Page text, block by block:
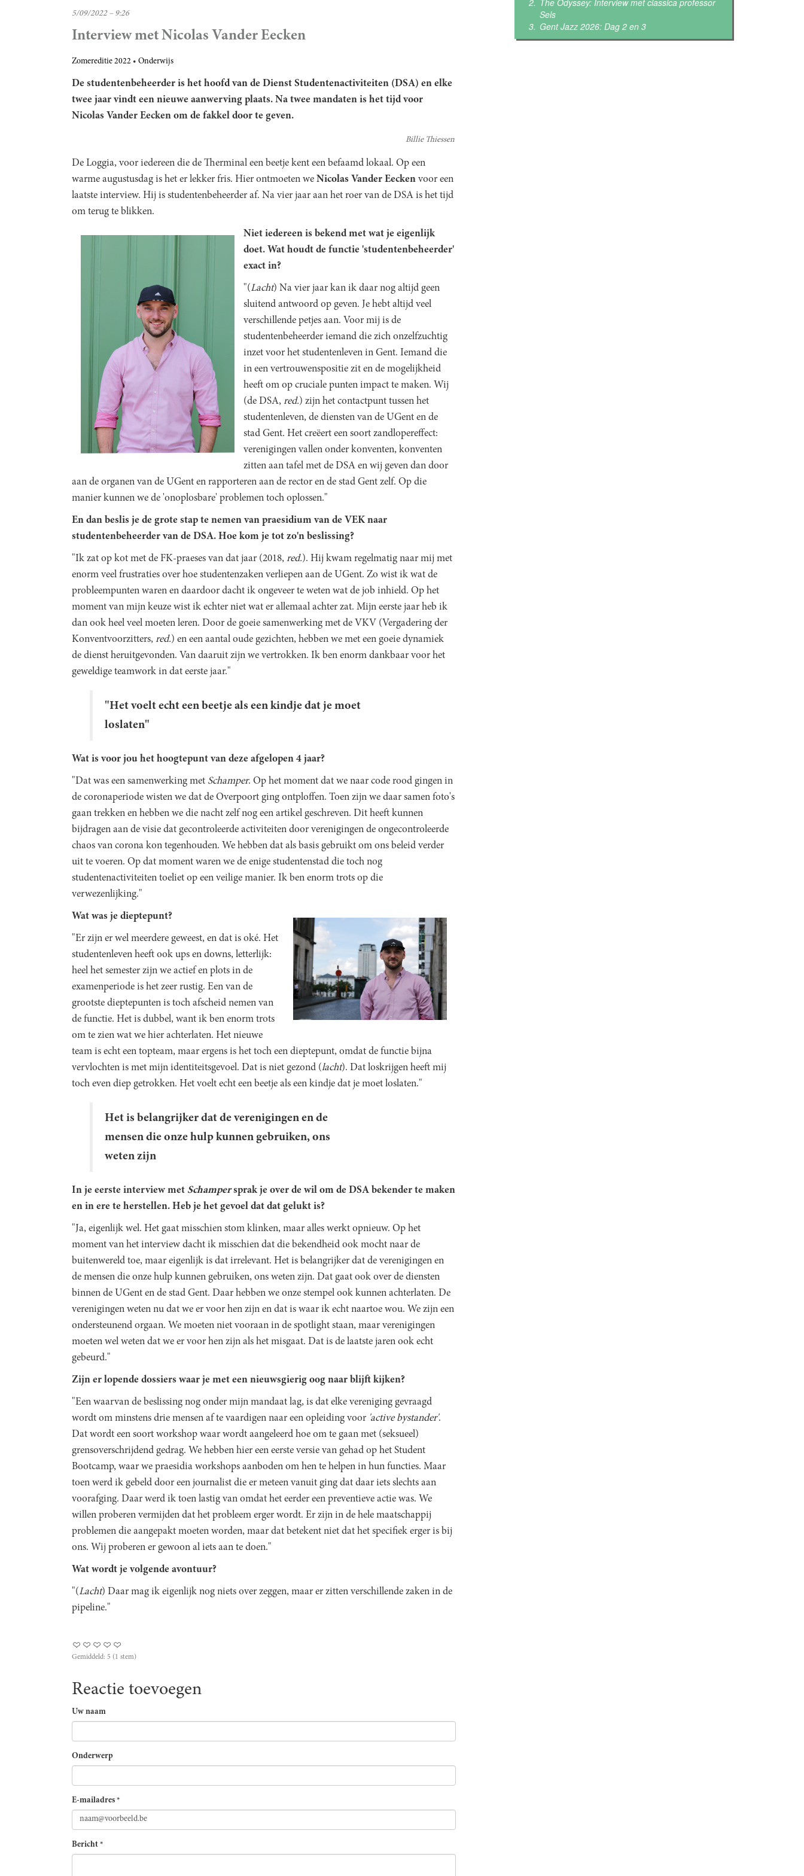
5/09/2022 – 9:26
Interview met Nicolas Vander Eecken
Zomereditie 2022 Onderwijs
De studentenbeheerder is het hoofd van de Dienst Studentenactiviteiten (DSA) en elke
twee jaar vindt een nieuwe aanwerving plaats. Na twee mandaten is het tijd voor
Nicolas Vander Eecken om de fakkel door te geven.
Billie Thiessen
De Loggia, voor iedereen die de Therminal een beetje kent een befaamd lokaal. Op een
warme augustusdag is het er lekker fris. Hier ontmoeten we Nicolas Vander Eecken voor een
laatste interview. Hij is studentenbeheerder af. Na vier jaar aan het roer van de DSA is het tijd
om terug te blikken.
Niet iedereen is bekend met wat je eigenlijk
doet. Wat houdt de functie 'studentenbeheerder'
exact in?
"(Lacht) Na vier jaar kan ik daar nog altijd geen
sluitend antwoord op geven. Je hebt altijd veel
verschillende petjes aan. Voor mij is de
studentenbeheerder iemand die zich onzelfzuchtig
inzet voor het studentenleven in Gent. Iemand die
in een vertrouwenspositie zit en de mogelijkheid
heeft om op cruciale punten impact te maken. Wij
(de DSA, red.) zijn het contactpunt tussen het
studentenleven, de diensten van de UGent en de
stad Gent. Het creëert een soort zandlopereffect:
verenigingen vallen onder konventen, konventen
zitten aan tafel met de DSA en wij geven dan door
aan de organen van de UGent en rapporteren aan de rector en de stad Gent zelf. Op die
manier kunnen we de 'onoplosbare' problemen toch oplossen."
En dan beslis je de grote stap te nemen van praesidium van de VEK naar
studentenbeheerder van de DSA. Hoe kom je tot zo'n beslissing?
"Ik zat op kot met de FK-praeses van dat jaar (2018, red.). Hij kwam regelmatig naar mij met
enorm veel frustraties over hoe studentenzaken verliepen aan de UGent. Zo wist ik wat de
probleempunten waren en daardoor dacht ik ongeveer te weten wat de job inhield. Op het
moment van mijn keuze wist ik echter niet wat er allemaal achter zat. Mijn eerste jaar heb ik
dan ook heel veel moeten leren. Door de goeie samenwerking met de VKV (Vergadering der
Konventvoorzitters, red.) en een aantal oude gezichten, hebben we met een goeie dynamiek
de dienst heruitgevonden. Van daaruit zijn we vertrokken. Ik ben enorm dankbaar voor het
geweldige teamwork in dat eerste jaar."
"Het voelt echt een beetje als een kindje dat je moet
loslaten"
Wat is voor jou het hoogtepunt van deze afgelopen 4 jaar?
"Dat was een samenwerking met Schamper. Op het moment dat we naar code rood gingen in
de coronaperiode wisten we dat de Overpoort ging ontploffen. Toen zijn we daar samen foto's
gaan trekken en hebben we die nacht zelf nog een artikel geschreven. Dit heeft kunnen
bijdragen aan de visie dat gecontroleerde activiteiten door verenigingen de ongecontroleerde
chaos van corona kon tegenhouden. We hebben dat als basis gebruikt om ons beleid verder
uit te voeren. Op dat moment waren we de enige studentenstad die toch nog
studentenactiviteiten toeliet op een veilige manier. Ik ben enorm trots op die
verwezenlijking."
Wat was je dieptepunt?
"Er zijn er wel meerdere geweest, en dat is oké. Het
studentenleven heeft ook ups en downs, letterlijk:
heel het semester zijn we actief en plots in de
examenperiode is het zeer rustig. Een van de
grootste dieptepunten is toch afscheid nemen van
de functie. Het is dubbel, want ik ben enorm trots
om te zien wat we hier achterlaten. Het nieuwe
team is echt een topteam, maar ergens is het toch een dieptepunt, omdat de functie bijna
vervlochten is met mijn identiteitsgevoel. Dat is niet gezond (lacht). Dat loskrijgen heeft mij
toch even diep getrokken. Het voelt echt een beetje als een kindje dat je moet loslaten."
Het is belangrijker dat de verenigingen en de
mensen die onze hulp kunnen gebruiken, ons
weten zijn
In je eerste interview met Schampersprak je over de wil om de DSA bekender te maken
en in ere te herstellen. Heb je het gevoel dat dat gelukt is?
"Ja, eigenlijk wel. Het gaat misschien stom klinken, maar alles werkt opnieuw. Op het
moment van het interview dacht ik misschien dat die bekendheid ook mocht naar de
buitenwereld toe, maar eigenlijk is dat irrelevant. Het is belangrijker dat de verenigingen en
de mensen die onze hulp kunnen gebruiken, ons weten zijn. Dat gaat ook over de diensten
binnen de UGent en de stad Gent. Daar hebben we onze stempel ook kunnen achterlaten. De
verenigingen weten nu dat we er voor hen zijn en dat is waar ik echt naartoe wou. We zijn een
ondersteunend orgaan. We moeten niet vooraan in de spotlight staan, maar verenigingen
moeten wel weten dat we er voor hen zijn als het misgaat. Dat is de laatste jaren ook echt
gebeurd."
Zijn er lopende dossiers waar je met een nieuwsgierig oog naar blijft kijken?
"Een waarvan de beslissing nog onder mijn mandaat lag, is dat elke vereniging gevraagd
wordt om minstens drie mensen af te vaardigen naar een opleiding voor 'active bystander'.
Dat wordt een soort workshop waar wordt aangeleerd hoe om te gaan met (seksueel)
grensoverschrijdend gedrag. We hebben hier een eerste versie van gehad op het Student
Bootcamp, waar we praesidia workshops aanboden om hen te helpen in hun functies. Maar
toen werd ik gebeld door een journalist die er meteen vanuit ging dat daar iets slechts aan
voorafging. Daar werd ik toen lastig van omdat het eerder een preventieve actie was. We
willen proberen vermijden dat het probleem erger wordt. Er zijn in de hele maatschappij
problemen die aangepakt moeten worden, maar dat betekent niet dat het specifiek erger is bij
ons. Wij proberen er gewoon al iets aan te doen."
Wat wordt je volgende avontuur?
"(Lacht) Daar mag ik eigenlijk nog niets over zeggen, maar er zitten verschillende zaken in de
pipeline."
Gemiddeld: 5 (1 stem)
Reactie toevoegen
Uw naam
Onderwerp
E-mailadres *
Bericht *
Sels
Gent Jazz 2026: Dag 2 en 3